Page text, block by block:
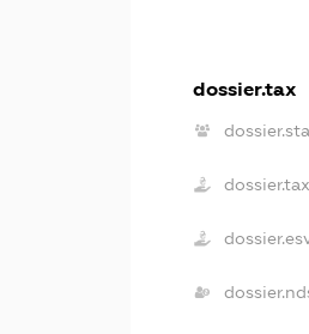
dossier.tax